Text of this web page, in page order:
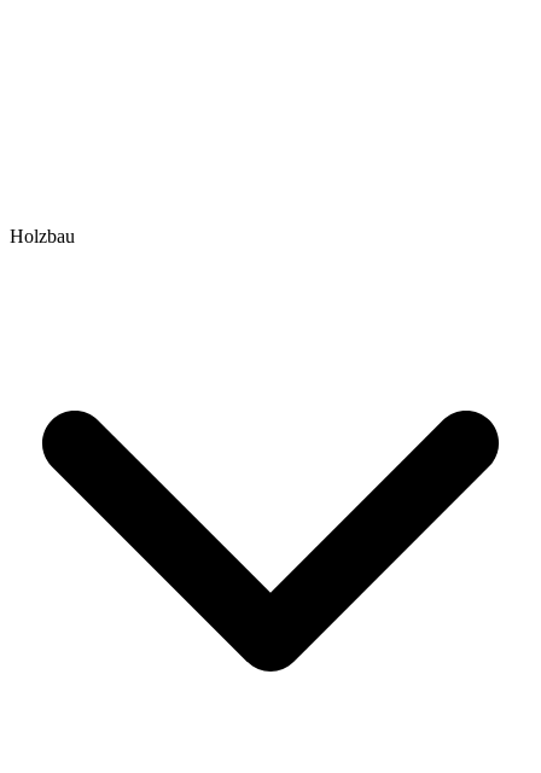
Holzbau